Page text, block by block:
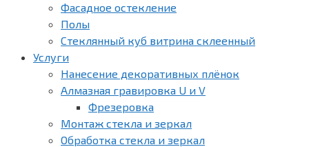
Фасадное остекление
Полы
Стеклянный куб витрина склеенный
Услуги
Нанесение декоративных плёнок
Алмазная гравировка U и V
Фрезеровка
Монтаж стекла и зеркал
Обработка стекла и зеркал